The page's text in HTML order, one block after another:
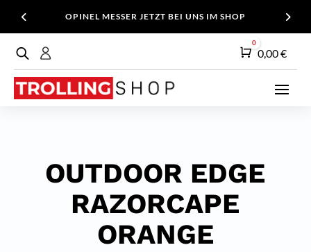
OPINEL MESSER JETZT BEI UNS IM SHOP
Warenkorb
0
0,00€
OUTDOOR EDGE
RAZORCAPE
ORANGE